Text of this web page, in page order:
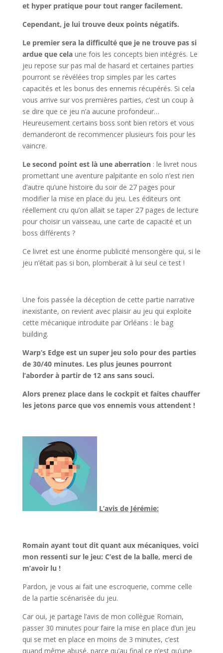
et hyper pratique pour tout ranger facilement.
Cependant, je lui trouve deux points négatifs.
Le premier sera la difficulté que je ne trouve pas si
ardue que celaune fois les concepts bien intégrés. Le
jeu repose sur pas mal de hasard et certaines parties
pourront se révélées trop simples par les cartes
capacités et les bonus des ennemis récupérés. Si cela
vous arrive sur vos premières parties, c’est un coup à
se dire que ce jeu n’a aucune profondeur…
Heureusement certains boss sont bien retors et vous
demanderont de recommencer plusieurs fois pour les
vaincre.
Le second point est là une aberration: le livret nous
promettant une aventure palpitante en solo n’est rien
d’autre qu’une histoire du soir de 27 pages pour
modifier la mise en place du jeu. Les éditeurs ont
réellement cru qu’on allait se taper 27 pages de lecture
pour choisir un vaisseau, une carte de capacité et un
boss différents ?
Ce livret est une énorme publicité mensongère qui, si le
jeu n’était pas si bon, plomberait à lui seul ce test !
Une fois passée la déception de cette partie narrative
inexistante, on revient avec plaisir au jeu qui exploite
cette mécanique introduite par Orléans : le bag
building.
Warp’s Edge est un super jeu solo pour des parties
de 30/40 minutes. Les plus jeunes pourront
l’aborder à partir de 12 ans sans souci.
Alors prenez place dans le cockpit et faites chauffer
les jetons parce que vos ennemis vous attendent !
L’avis de Jérémie:
Romain ayant tout dit quant aux mécaniques, voici
mon ressenti sur le jeu: C’est de la balle, merci de
m’avoir lu !
Pardon, je vous ai fait une escroquerie, comme celle
de la partie scénarisée du jeu.
Car oui, je partage l’avis de mon collègue Romain,
passer 30 minutes pour faire la mise en place d’un jeu
qui se met en place en moins de 3 minutes, c’est
quand même abusé, parce qu’au final ce n’est qu’une